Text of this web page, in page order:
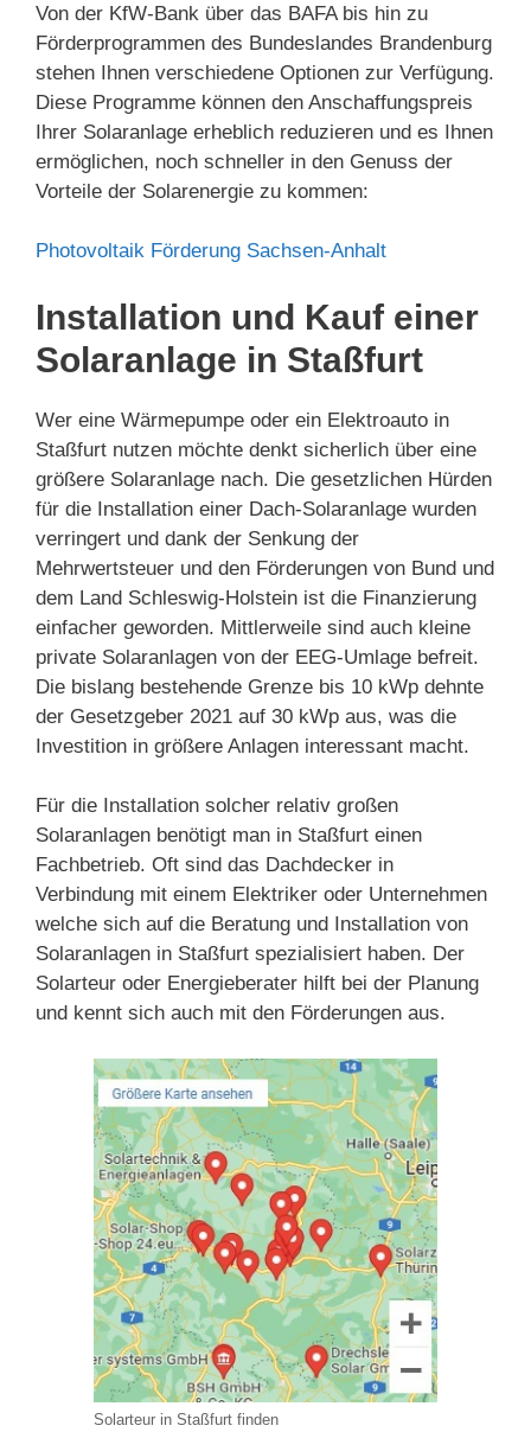
Von der KfW-Bank über das BAFA bis hin zu
Förderprogrammen des Bundeslandes Brandenburg
stehen Ihnen verschiedene Optionen zur Verfügung.
Diese Programme können den Anschaffungspreis
Ihrer Solaranlage erheblich reduzieren und es Ihnen
ermöglichen, noch schneller in den Genuss der
Vorteile der Solarenergie zu kommen:
Photovoltaik Förderung Sachsen-Anhalt
Installation und Kauf einer
Solaranlage in Staßfurt
Wer eine Wärmepumpe oder ein Elektroauto in
Staßfurt nutzen möchte denkt sicherlich über eine
größere Solaranlage nach. Die gesetzlichen Hürden
für die Installation einer Dach-Solaranlage wurden
verringert und dank der Senkung der
Mehrwertsteuer und den Förderungen von Bund und
dem Land Schleswig-Holstein ist die Finanzierung
einfacher geworden. Mittlerweile sind auch kleine
private Solaranlagen von der EEG-Umlage befreit.
Die bislang bestehende Grenze bis 10 kWp dehnte
der Gesetzgeber 2021 auf 30 kWp aus, was die
Investition in größere Anlagen interessant macht.
Für die Installation solcher relativ großen
Solaranlagen benötigt man in Staßfurt einen
Fachbetrieb. Oft sind das Dachdecker in
Verbindung mit einem Elektriker oder Unternehmen
welche sich auf die Beratung und Installation von
Solaranlagen in Staßfurt spezialisiert haben. Der
Solarteur oder Energieberater hilft bei der Planung
und kennt sich auch mit den Förderungen aus.
Solarteur in Staßfurt finden